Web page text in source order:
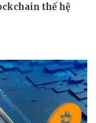
thế hệ